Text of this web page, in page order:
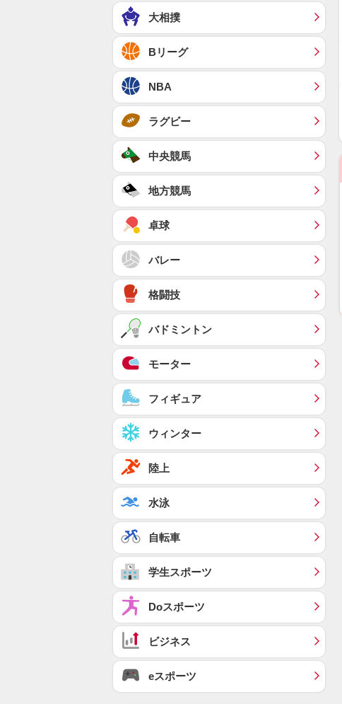
大相撲
Bリーグ
NBA
ラグビー
中央競馬
地方競馬
卓球
バレー
格闘技
バドミントン
モーター
フィギュア
ウィンター
陸上
水泳
自転車
学生スポーツ
Doスポーツ
ビジネス
eスポーツ